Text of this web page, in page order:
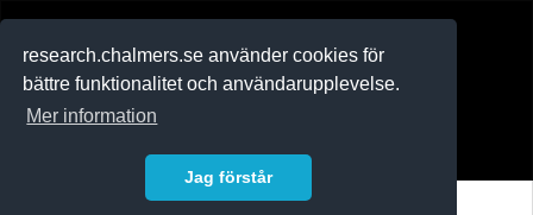
research.chalmers.se använder cookies för
bättre funktionalitet och användarupplevelse.
Mer information
Jag förstår